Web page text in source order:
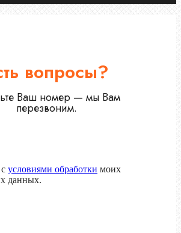
вопросы?
Ваш номер — мы Вам
перезвоним.
условиями обработки моих
данных.